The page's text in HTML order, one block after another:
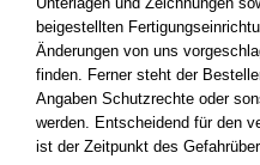
beigestellten
Änderungen von uns
finden. Ferner steht der
Angaben Schutzrechte oder
werden. Entscheidend für den
ist der Zeitpunkt des